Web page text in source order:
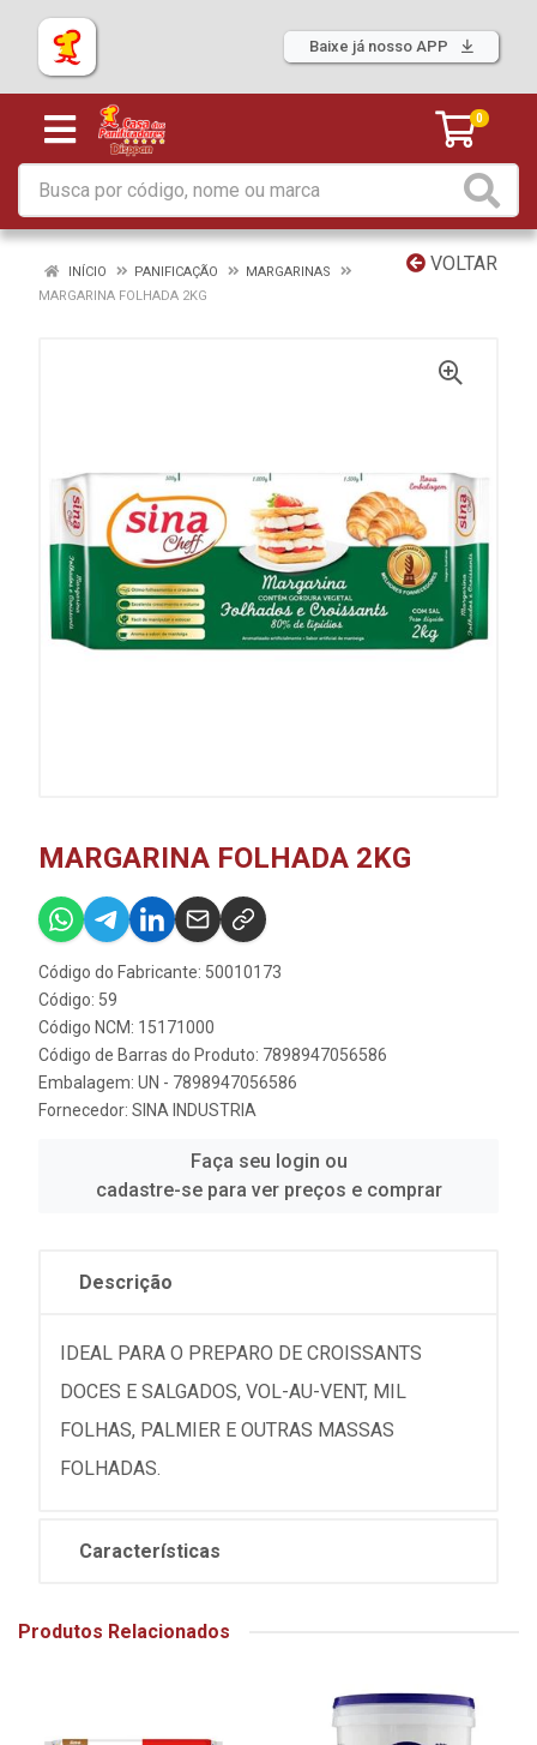
Baixe já nosso APP
0
VOLTAR
INÍCIO PANIFICAÇÃO
MARGARINAS
MARGARINA FOLHADA 2KG
MARGARINA FOLHADA 2KG
Código do Fabricante: 50010173
Código: 59
Código NCM: 15171000
Código de Barras do Produto: 7898947056586
Embalagem: UN - 7898947056586
Fornecedor: SINA INDUSTRIA
Faça seu login ou
cadastre-se para ver preços e comprar
Descrição
IDEAL PARA O PREPARO DE CROISSANTS
DOCES E SALGADOS, VOL-AU-VENT, MIL
FOLHAS, PALMIER E OUTRAS MASSAS
FOLHADAS.
Características
Produtos Relacionados